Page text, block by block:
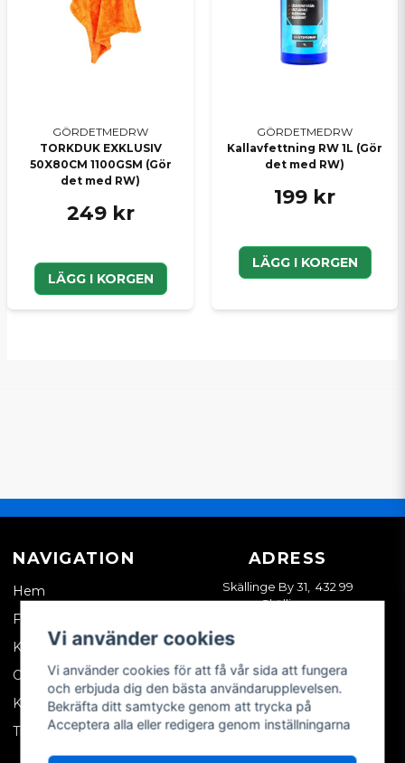
GÖRDETMEDRW
TORKDUK EXKLUSIV
50X80CM 1100GSM (Gör
det med RW)
249 kr
LÄGG I KORGEN
GÖRDETMEDRW
Kallavfettning RW 1L (Gör
det med RW)
199 kr
LÄGG I KORGEN
NAVIGATION
Hem
Företagskund
Kontakta oss
Om oss
Köpvillkor
Tips & trix
ADRESS
Skällinge By 31, 432 99
Skällinge
Vi använder cookies
Vi använder cookies för att få vår sida att fungera
och erbjuda dig den bästa användarupplevelsen.
Bekräfta ditt samtycke genom att trycka på
Acceptera alla eller redigera genom inställningarna